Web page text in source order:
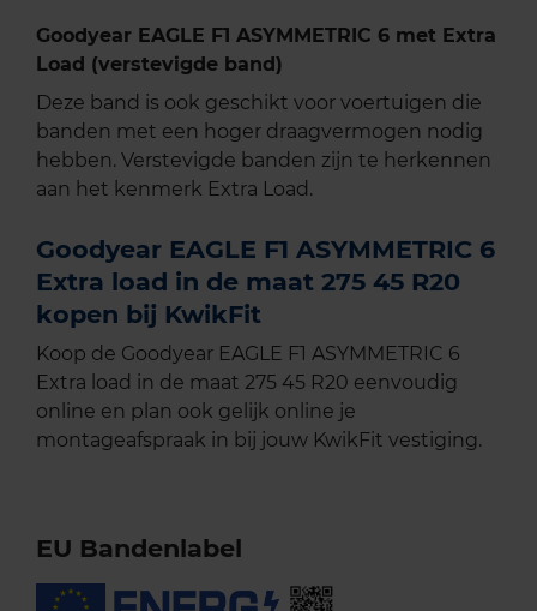
Goodyear EAGLE F1 ASYMMETRIC 6 met Extra
Load (verstevigde band)
Deze band is ook geschikt voor voertuigen die
banden met een hoger draagvermogen nodig
hebben. Verstevigde banden zijn te herkennen
aan het kenmerk Extra Load.
Goodyear EAGLE F1 ASYMMETRIC 6
Extra load in de maat 275 45 R20
kopen bij KwikFit
Koop de Goodyear EAGLE F1 ASYMMETRIC 6
Extra load in de maat 275 45 R20 eenvoudig
online en plan ook gelijk online je
montageafspraak in bij jouw KwikFit vestiging.
EU Bandenlabel